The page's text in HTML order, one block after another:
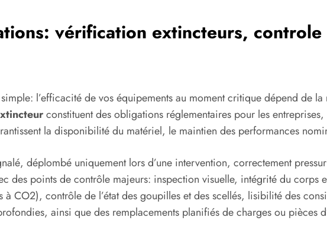
vérification extincteurs,
l’efficacité de vos équipements au moment critique dépend de
constituent des obligations réglementaires pour les
la disponibilité du matériel, le maintien des performances
déplombé uniquement lors d’une intervention, correctement
des points de contrôle majeurs: inspection visuelle, intégrité du
à CO2), contrôle de l’état des goupilles et des scellés, lisibilité des
ainsi que des remplacements planifiés de charges ou pièces